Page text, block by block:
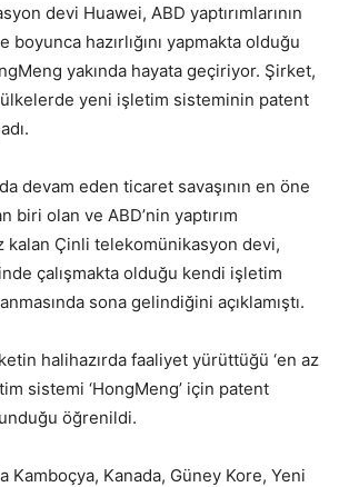
devi Huawei, ABD yaptırımlarının
boyunca hazırlığını yapmakta olduğu
yakında hayata geçiriyor. Şirket,
yeni işletim sisteminin patent
devam eden ticaret savaşının en öne
biri olan ve ABD’nin yaptırım
kalan Çinli telekomünikasyon devi,
çalışmakta olduğu kendi işletim
sona gelindiğini açıklamıştı.
halihazırda faaliyet yürüttüğü ‘en az
sistemi ‘HongMeng’ için patent
öğrenildi.
Kamboçya, Kanada, Güney Kore, Yeni